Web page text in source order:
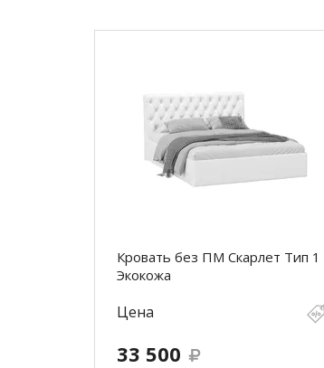
Кровать без ПМ Скарлет Тип 1
Экокожа
Цена
33 500